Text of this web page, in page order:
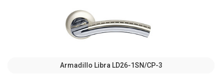
Armadillo Libra LD26-1SN/CP-3